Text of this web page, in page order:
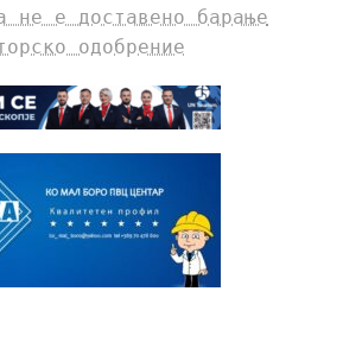
не е доставено барање
одобрение